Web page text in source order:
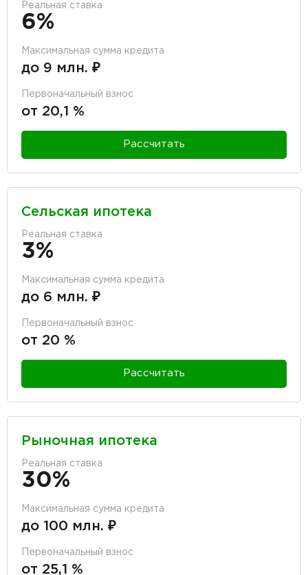
Реальная ставка
6%
Максимальная сумма кредита
до 9 млн. ₽
Первоначальный взнос
от 20,1 %
Рассчитать
Сельская ипотека
Реальная ставка
3%
Максимальная сумма кредита
до 6 млн. ₽
Первоначальный взнос
от 20 %
Рассчитать
Рыночная ипотека
Реальная ставка
30%
Максимальная сумма кредита
до 100 млн. ₽
Первоначальный взнос
от 25,1 %